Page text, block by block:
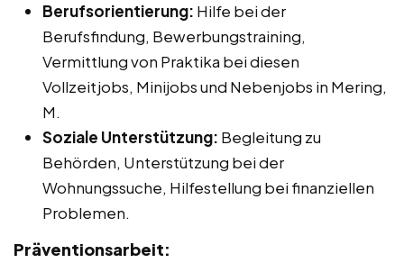
Berufsorientierung: Hilfe bei der
Berufsfindung, Bewerbungstraining,
Vermittlung von Praktika bei diesen
Vollzeitjobs, Minijobs und Nebenjobs in Mering,
M.
Soziale Unterstützung: Begleitung zu
Behörden, Unterstützung bei der
Wohnungssuche, Hilfestellung bei finanziellen
Problemen.
Präventionsarbeit: